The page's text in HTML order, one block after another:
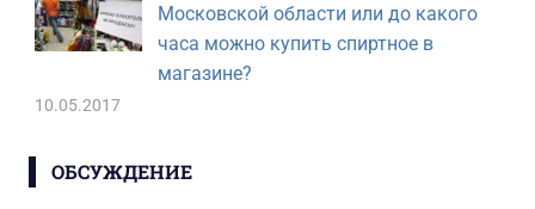
Московской области или до какого
часа можно купить спиртное в
магазине?
10.05.2017
ОБСУЖДЕНИЕ